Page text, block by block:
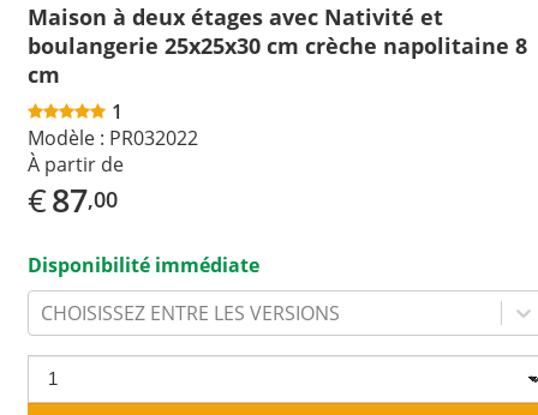
Maison à deux étages avec Nativité et
boulangerie 25x25x30 cm crèche napolitaine 8
cm
1
Modèle : PR032022
À partir de
€87,00
Disponibilité immédiate
CHOISISSEZ ENTRE LES VERSIONS